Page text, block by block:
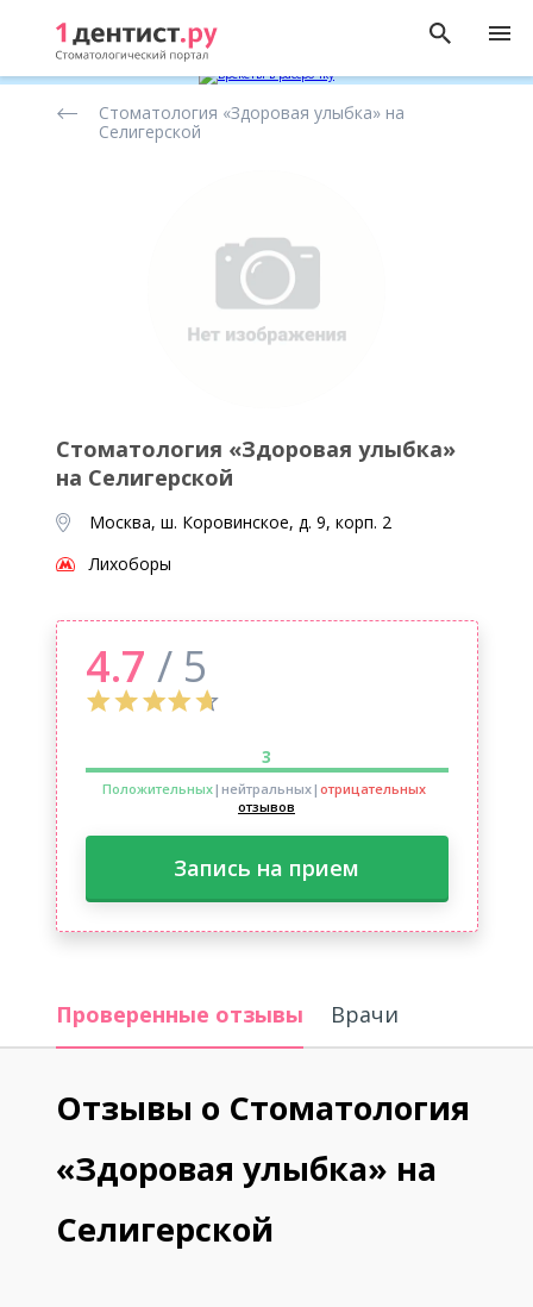
стоматологических
Стоматология «Здоровая улыбка» на
Селигерской
Стоматология «Здоровая улыбка»
на Селигерской
Москва, ш. Коровинское, д. 9, корп. 2
Лихоборы
4.7 / 5
3
Положительных|нейтральных| отрицательных
отзывов
Запись на прием
Проверенные отзывы Врачи
Отзывы о Стоматология
«Здоровая улыбка» на
Селигерской